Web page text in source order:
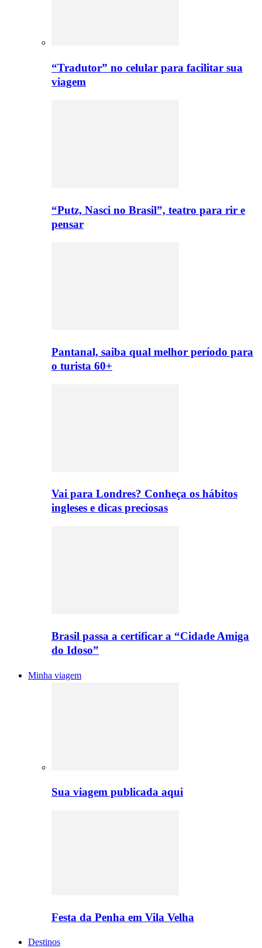
“Tradutor” no celular para facilitar sua
viagem
“Putz, Nasci no Brasil”, teatro para rir e
pensar
Pantanal, saiba qual melhor período para
o turista 60+
Vai para Londres? Conheça os hábitos
ingleses e dicas preciosas
Brasil passa a certificar a “Cidade Amiga
do Idoso”
Minha viagem
Sua viagem publicada aqui
Festa da Penha em Vila Velha
Destinos